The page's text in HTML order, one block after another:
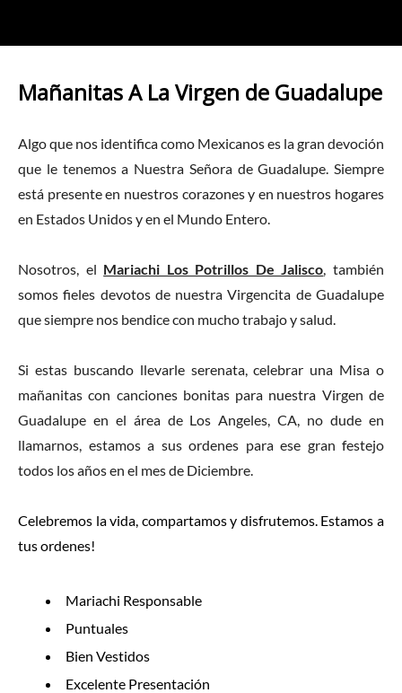
Mañanitas A La Virgen de Guadalupe
Algo que nos identifica como Mexicanos es la gran devoción
que le tenemos a Nuestra Señora de Guadalupe. Siempre
está presente en nuestros corazones y en nuestros hogares
en Estados Unidos y en el Mundo Entero.
Nosotros, el Mariachi Los Potrillos De Jalisco, también
somos fieles devotos de nuestra Virgencita de Guadalupe
que siempre nos bendice con mucho trabajo y salud.
Si estas buscando llevarle serenata, celebrar una Misa o
mañanitas con canciones bonitas para nuestra Virgen de
Guadalupe en el área de Los Angeles, CA, no dude en
llamarnos, estamos a sus ordenes para ese gran festejo
todos los años en el mes de Diciembre.
​Celebremos la vida, compartamos y disfrutemos. Estamos a
tus ordenes!
Mariachi Responsable
Puntuales
Bien Vestidos
Excelente Presentación